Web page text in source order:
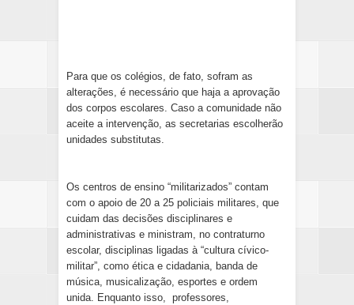
Para que os colégios, de fato, sofram as
alterações, é necessário que haja a aprovação
dos corpos escolares. Caso a comunidade não
aceite a intervenção, as secretarias escolherão
unidades substitutas.
Os centros de ensino “militarizados” contam
com o apoio de 20 a 25 policiais militares, que
cuidam das decisões disciplinares e
administrativas e ministram, no contraturno
escolar, disciplinas ligadas à “cultura cívico-
militar”, como ética e cidadania, banda de
música, musicalização, esportes e ordem
unida. Enquanto isso, professores,